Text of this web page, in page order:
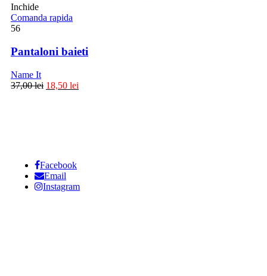
Inchide
Comanda rapida
56
Pantaloni baieti
Name It
37,00lei 18,50 lei
Facebook
Email
Instagram